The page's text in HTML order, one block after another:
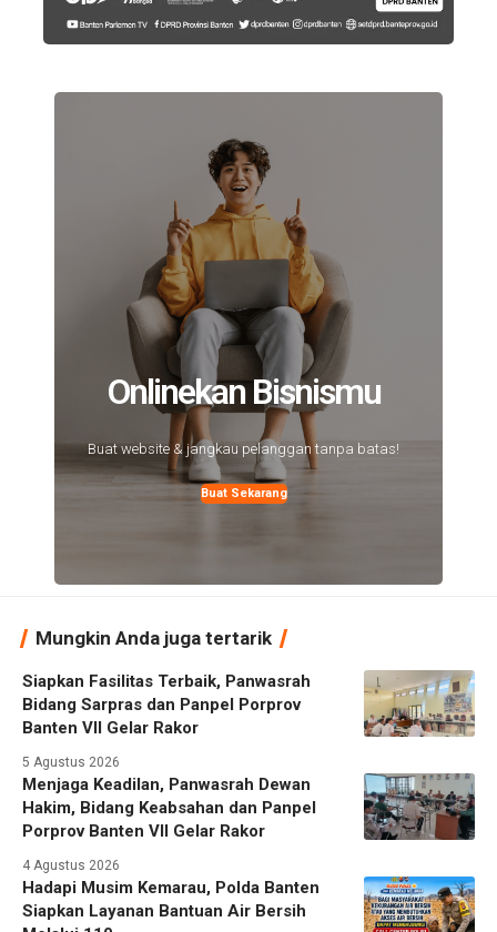
Onlinekan Bisnismu
Buat website & jangkau pelanggan tanpa batas!
Buat Sekarang
Mungkin Anda juga tertarik
Siapkan Fasilitas Terbaik, Panwasrah
Bidang Sarpras dan Panpel Porprov
Banten VII Gelar Rakor
5 Agustus 2026
Menjaga Keadilan, Panwasrah Dewan
Hakim, Bidang Keabsahan dan Panpel
Porprov Banten VII Gelar Rakor
4 Agustus 2026
Hadapi Musim Kemarau, Polda Banten
Siapkan Layanan Bantuan Air Bersih